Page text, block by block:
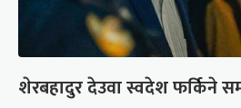
शेरबहादुर देउवा स्वदेश फर्किने